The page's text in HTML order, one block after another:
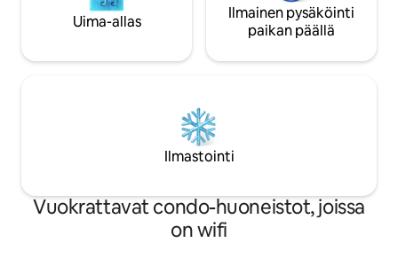
Uima-allas
Ilmainen pysäköinti
paikan päällä
Ilmastointi
Vuokrattavat condo-huoneistot, joissa
on wifi